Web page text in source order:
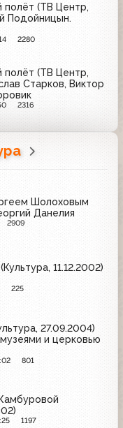
полёт (ТВ Центр,
Подойницын.
2280
полёт (ТВ Центр,
Старков, Виктор
2316
Шолоховым
Данелия
2909
11.12.2002)
225
27.09.2004)
и церковью
801
1197